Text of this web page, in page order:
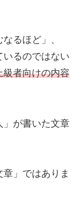
るほど」、
いるのではない
級者向けの内容
」が書いた文章
章」ではありま